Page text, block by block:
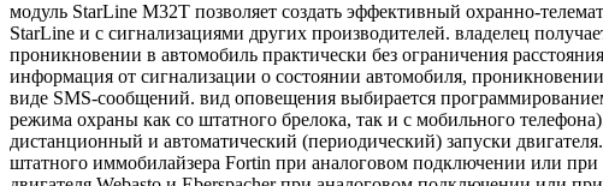
модуль StarLine M32T позволяет создать эффективный охранно-
StarLine и с сигнализациями других производителей. владелец
проникновении в автомобиль практически без ограничения
информация от сигнализации о состоянии автомобиля,
виде SMS-сообщений. вид оповещения выбирается
режима охраны как со штатного брелока, так и с мобильного
дистанционный и автоматический (периодический) запуски
штатного иммобилайзера Fortin при аналоговом подключении или